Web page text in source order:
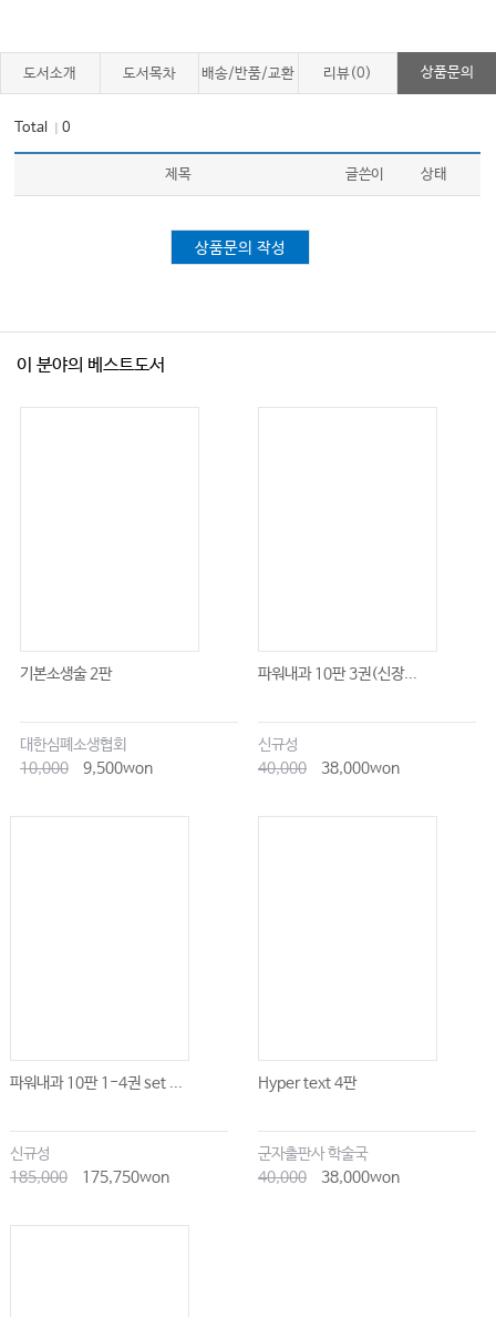
06 심장내과
Ⅱ. 심부전
Ⅴ. 심한 기침 또는 만성 기침이 발생할 때
Ⅶ. 호산구성 육아종 다발혈관염이 의심될 때
Ⅷ. 아나필락시스가 발생했을 때
Ⅳ. 위암
Ⅴ. 대장암
도서소개 도서목차 배송/반품/교환 리뷰(0) 상품문의
Total ｜0
제목 글쓴이 상태
상품문의 작성
이 분야의 베스트도서
기본소생술 2판
대한심폐소생협회
10,000
9,500won
파워내과 10판 3권(신장...
신규성
40,000
38,000won
파워내과 10판 1-4권 set ...
신규성
185,000
175,750won
Hyper text 4판
군자출판사 학술국
40,000
38,000won